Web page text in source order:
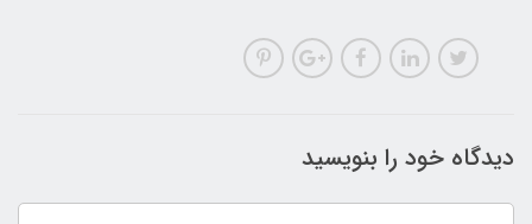
دیدگاه خود را بنویسید